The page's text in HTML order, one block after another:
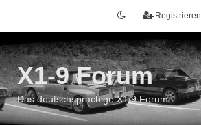
Registrieren
X1-9 Forum
Das deutschsprachige X1/9 Forum